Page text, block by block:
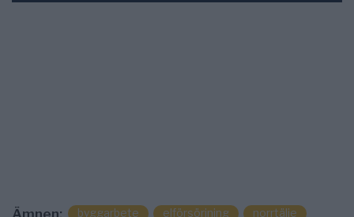
byggarbete elförsörjning
norrtälje